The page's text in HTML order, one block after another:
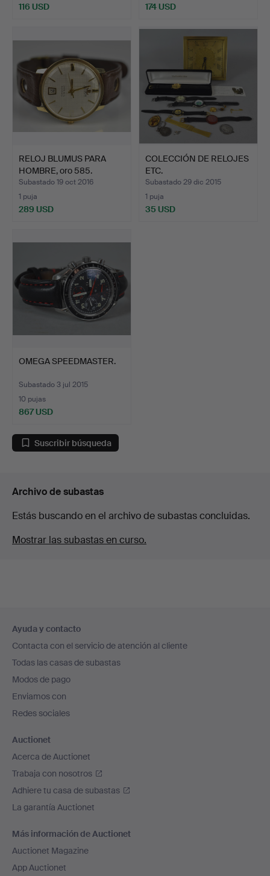
116 USD 174 USD
RELOJ BLUMUS PARA
HOMBRE, oro 585.
Subastado 19 oct 2016
1 puja
289 USD
COLECCIÓN DE RELOJES
ETC.
Subastado 29 dic 2015
1 puja
35 USD
OMEGA SPEEDMASTER.
Subastado 3 jul 2015
10 pujas
867 USD
Suscribir búsqueda
Archivo de subastas
Estás buscando en el archivo de subastas concluidas.
Mostrar las subastas en curso.
en
el
pie
de
página
Ayuda y contacto
Contacta con el servicio de atención al cliente
Todas las casas de subastas
Modos de pago
Enviamos con
Redes sociales
Auctionet
Acerca de Auctionet
Trabaja con nosotros
Adhiere tu casa de subastas
La garantía Auctionet
Más información de Auctionet
Auctionet Magazine
App Auctionet